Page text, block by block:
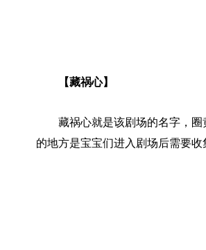
【藏祸心】
藏祸心就是该剧场的名字，圈黄
的地方是宝宝们进入剧场后需要